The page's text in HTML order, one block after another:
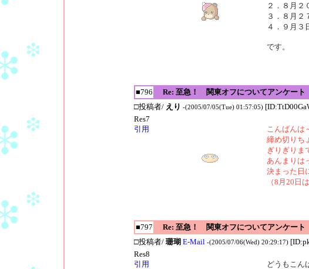
２．８月２
３．８月２
４．９月３
です。
■796
Re: 至急！ 関東オフについてアンケート
□投稿者/ えり -(2005/07/05(Tue) 01:57:05)
Res7
引用
こんばんは
締め切りち
ぎりぎりま
あんまりは
決まった日
（8月20日
■797
Re: 至急！ 関東オフについてアンケート
□投稿者/ 珊瑚 E-Mail -(2005/07/06(Wed) 20:29:17)
Res8
引用
どうもこん